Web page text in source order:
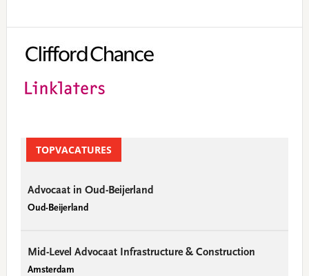
Sidebar
TOPVACATURES
Advocaat in Oud-Beijerland
Oud-Beijerland
Mid-Level Advocaat Infrastructure & Construction
Amsterdam